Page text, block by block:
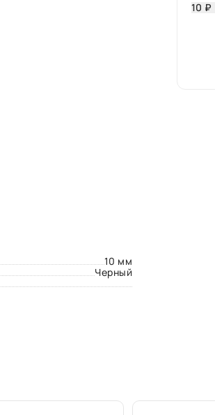
10 ₽
10 мм
Черный